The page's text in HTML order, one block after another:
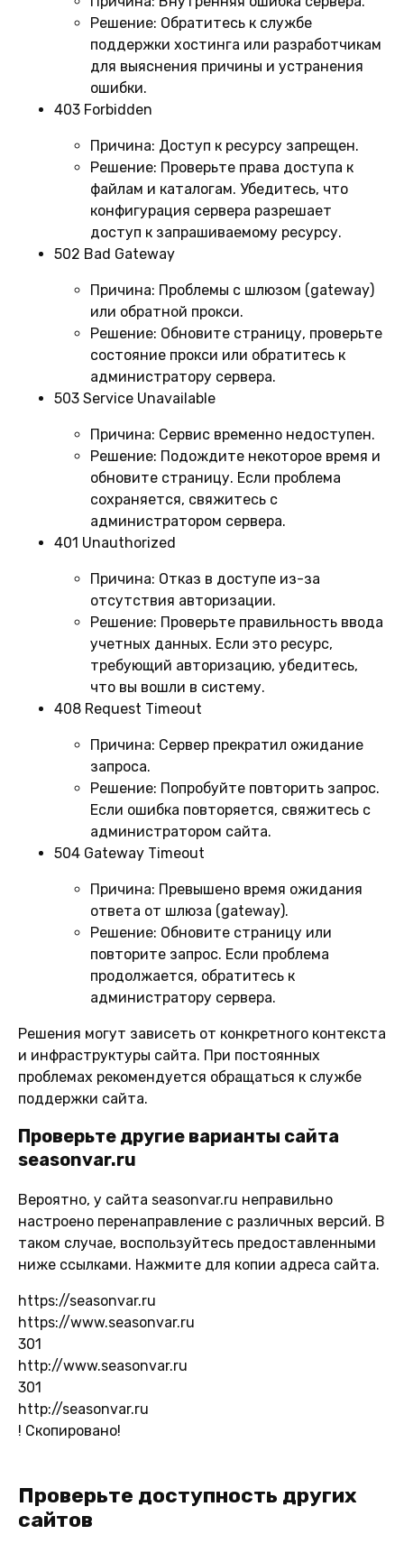
Решение: Обратитесь к службе
поддержки хостинга или разработчикам
для выяснения причины и устранения
ошибки.
403 Forbidden
Причина: Доступ к ресурсу запрещен.
Решение: Проверьте права доступа к
файлам и каталогам. Убедитесь, что
конфигурация сервера разрешает
доступ к запрашиваемому ресурсу.
502 Bad Gateway
Причина: Проблемы с шлюзом (gateway)
или обратной прокси.
Решение: Обновите страницу, проверьте
состояние прокси или обратитесь к
администратору сервера.
503 Service Unavailable
Причина: Сервис временно недоступен.
Решение: Подождите некоторое время и
обновите страницу. Если проблема
сохраняется, свяжитесь с
администратором сервера.
401 Unauthorized
Причина: Отказ в доступе из-за
отсутствия авторизации.
Решение: Проверьте правильность ввода
учетных данных. Если это ресурс,
требующий авторизацию, убедитесь,
что вы вошли в систему.
408 Request Timeout
Причина: Сервер прекратил ожидание
запроса.
Решение: Попробуйте повторить запрос.
Если ошибка повторяется, свяжитесь с
администратором сайта.
504 Gateway Timeout
Причина: Превышено время ожидания
ответа от шлюза (gateway).
Решение: Обновите страницу или
повторите запрос. Если проблема
продолжается, обратитесь к
администратору сервера.
Решения могут зависеть от конкретного контекста
и инфраструктуры сайта. При постоянных
проблемах рекомендуется обращаться к службе
поддержки сайта.
Проверьте другие варианты сайта
seasonvar.ru
Вероятно, у сайта seasonvar.ru неправильно
настроено перенаправление с различных версий. В
таком случае, воспользуйтесь предоставленными
ниже ссылками. Нажмите для копии адреса сайта.
https://seasonvar.ru
https://www.seasonvar.ru
301
http://www.seasonvar.ru
301
http://seasonvar.ru
! Скопировано!
Проверьте доступность других
сайтов